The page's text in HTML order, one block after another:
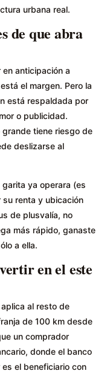
urbana real.
de que abra
anticipación a
el margen. Pero la
está respaldada por
o publicidad.
tiene riesgo de
deslizarse al
ya operara (es
renta y ubicación
de plusvalía, no
más rápido, ganaste
a ella.
en el este
al resto de
de 100 km desde
un comprador
donde el banco
el beneficiario con